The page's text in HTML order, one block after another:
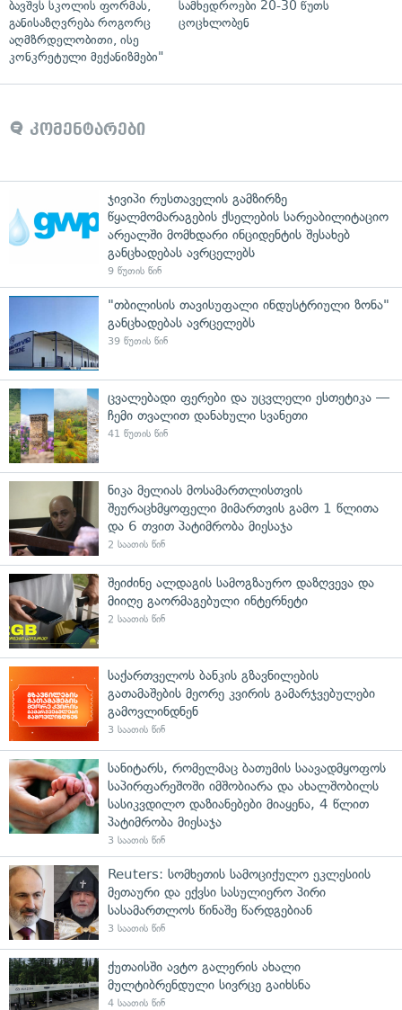
ბავშვს სკოლის ფორმას,
განისაზღვრება როგორც
აღმზრდელობითი, ისე
კონკრეტული მექანიზმები"
სამხედროები 20-30 წუთს
ცოცხლობენ
კომენტარები
ჯივიპი რუსთაველის გამზირზე
წყალმომარაგების ქსელების სარეაბილიტაციო
არეალში მომხდარი ინციდენტის შესახებ
განცხადებას ავრცელებს
9 წუთის წინ
"თბილისის თავისუფალი ინდუსტრიული ზონა"
განცხადებას ავრცელებს
39 წუთის წინ
ცვალებადი ფერები და უცვლელი ესთეტიკა —
ჩემი თვალით დანახული სვანეთი
41 წუთის წინ
ნიკა მელიას მოსამართლისთვის
შეურაცხმყოფელი მიმართვის გამო 1 წლითა
და 6 თვით პატიმრობა მიესაჯა
2 საათის წინ
შეიძინე ალდაგის სამოგზაურო დაზღვევა და
მიიღე გაორმაგებული ინტერნეტი
2 საათის წინ
საქართველოს ბანკის გზავნილების
გათამაშების მეორე კვირის გამარჯვებულები
გამოვლინდნენ
3 საათის წინ
სანიტარს, რომელმაც ბათუმის საავადმყოფოს
საპირფარეშოში იმშობიარა და ახალშობილს
სასიკვდილო დაზიანებები მიაყენა, 4 წლით
პატიმრობა მიესაჯა
3 საათის წინ
Reuters: სომხეთის სამოციქულო ეკლესიის
მეთაური და ექვსი სასულიერო პირი
სასამართლოს წინაშე წარდგებიან
3 საათის წინ
ქუთაისში ავტო გალერის ახალი
მულტიბრენდული სივრცე გაიხსნა
4 საათის წინ